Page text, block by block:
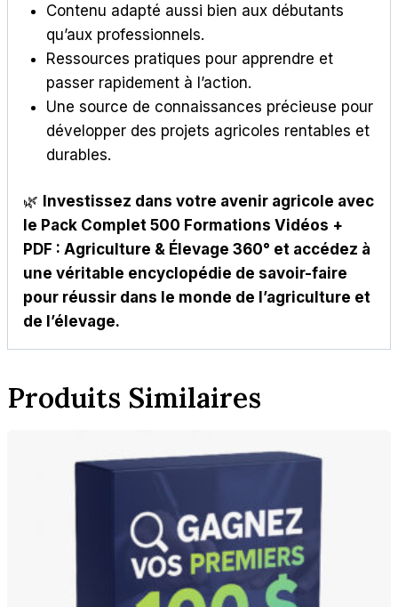
Contenu adapté aussi bien aux débutants
qu’aux professionnels.
Ressources pratiques pour apprendre et
passer rapidement à l’action.
Une source de connaissances précieuse pour
développer des projets agricoles rentables et
durables.
🌿 Investissez dans votre avenir agricole avec
le Pack Complet 500 Formations Vidéos +
PDF : Agriculture & Élevage 360° et accédez à
une véritable encyclopédie de savoir-faire
pour réussir dans le monde de l’agriculture et
de l’élevage.
Produits Similaires